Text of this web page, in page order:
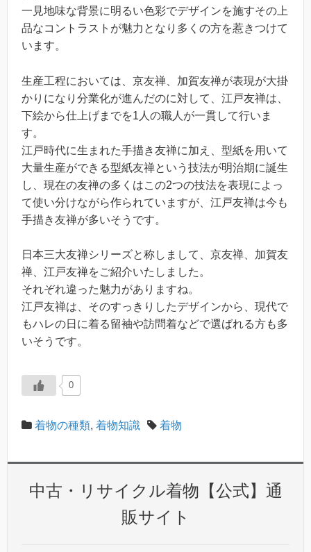
一見地味な背景に明るい色彩でデザインを施すその上
品なコントラストが魅力となり多くの方を惹きつけて
います。
生産工程においては、京友禅、加賀友禅が表現が大掛
かりになり分業化が進んだのに対して、江戸友禅は、
下絵から仕上げまでを1人の職人が一貫して行いま
す。
江戸時代に生まれた手描き友禅に加え、型紙を用いて
大量生産ができる型紙友禅という技法が明治期に誕生
し、現在の友禅の多くはこの2つの技法を表現によっ
て使い分けながら作られていますが、江戸友禅は今も
手描き友禅が多いそうです。
日本三大友禅シリーズと称しまして、京友禅、加賀友
禅、江戸友禅をご紹介いたしました。
それぞれ違った魅力がありますね。
江戸友禅は、そのすっきりしたデザインから、現代で
もハレの日に着る留袖や訪問着などで選ばれる方も多
いそうです。
0
着物の種類, 着物知識 着物
中古・リサイクル着物【公式】通
販サイト